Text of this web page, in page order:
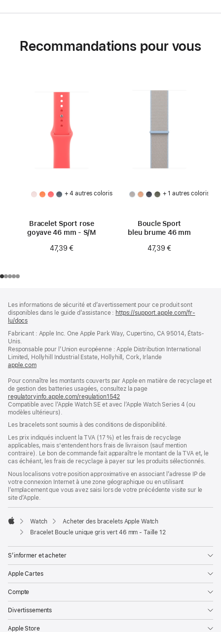
Recommandations pour vous
+ 4 autres coloris
Bracelet Sport rose
goyave 46 mm - S/M
47,39 €
+ 1 autres coloris
Boucle Sport
bleu brume 46 mm
47,39 €
de
page
de
bas
page
Les informations de sécurité et d’avertissement pour ce produit sont
disponibles dans le guide d’assistance : https://support.apple.com/fr-
lu/docs
une
fenêtre)
Fabricant : Apple Inc. One Apple Park Way, Cupertino, CA 95014, États-
Unis.
Responsable pour l’Union européenne : Apple Distribution International
Limited, Hollyhill Industrial Estate, Hollyhill, Cork, Irlande
apple.com(s’ouvre
une
nouvelle
fenêtre)
Pour connaître les montants couverts par Apple en matière de recyclage et
de gestion des batteries usagées, consultez la page
regulatoryinfo.apple.com/regulation1542
dans
nouvelle
fenêtre)
Compatible avec l’Apple Watch SE et avec l’Apple Watch Series 4 (ou
modèles ultérieurs).
Les bracelets sont soumis à des conditions de disponibilité.
Les prix indiqués incluent la TVA (17 %) et les frais de recyclage
applicables, mais s'entendent hors frais de livraison (sauf mention
contraire). Le bon de commande fait apparaître le montant de la TVA et, le
cas échéant, les frais de recyclage à payer sur les produits sélectionnés.
Nous localisons votre position approximative en associant l’adresse IP de
votre connexion Internet à une zone géographique ou en utilisant
l’emplacement que vous avez saisi lors de votre précédente visite sur le
site d’Apple.
Apple
Watch
Acheter des bracelets Apple Watch
Bracelet Boucle unique gris vert 46 mm - Taille 12
S’informer et acheter
Apple Cartes
Compte
Divertissements
Apple Store